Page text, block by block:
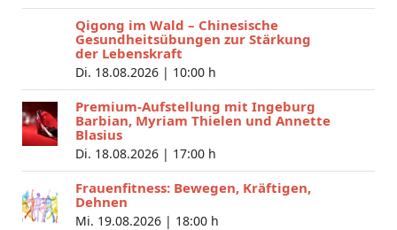
Qigong im Wald – Chinesische
Gesundheitsübungen zur Stärkung
der Lebenskraft
Di. 18.08.2026 | 10:00 h
Premium-Aufstellung mit Ingeburg
Barbian, Myriam Thielen und Annette
Blasius
Di. 18.08.2026 | 17:00 h
Frauenfitness: Bewegen, Kräftigen,
Dehnen
Mi. 19.08.2026 | 18:00 h